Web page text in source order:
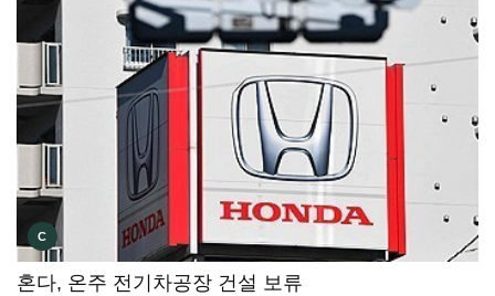
C
혼다, 온주 전기차공장 건설 보류